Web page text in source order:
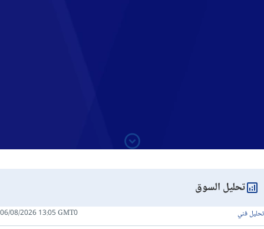
تحليل السوق
تحليل فني 06/08/2026 13:05 GMT0